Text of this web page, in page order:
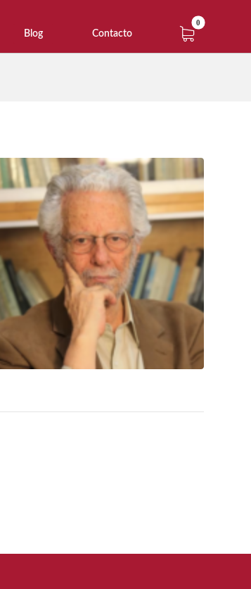
Blog Contacto